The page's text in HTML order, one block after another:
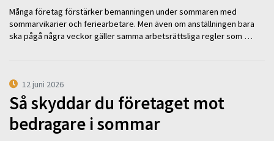
Många företag förstärker bemanningen under sommaren med
sommarvikarier och feriearbetare. Men även om anställningen bara
ska pågå några veckor gäller samma arbetsrättsliga regler som …
12 juni 2026
Så skyddar du företaget mot
bedragare i sommar